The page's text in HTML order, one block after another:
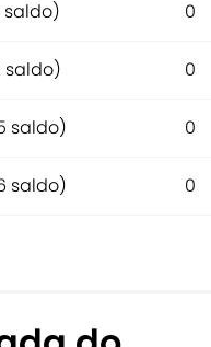
saldo) 0
saldo) 0
saldo) 0
saldo) 0